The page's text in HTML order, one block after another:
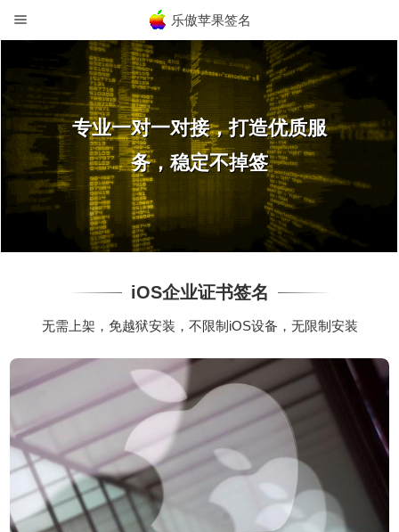
乐傲苹果签名
专业一对一对接，打造优质服
务，稳定不掉签
iOS企业证书签名
无需上架，免越狱安装，不限制iOS设备，无限制安装